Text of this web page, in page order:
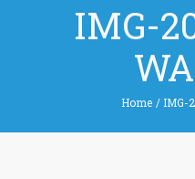
IMG-
Home / IMG-